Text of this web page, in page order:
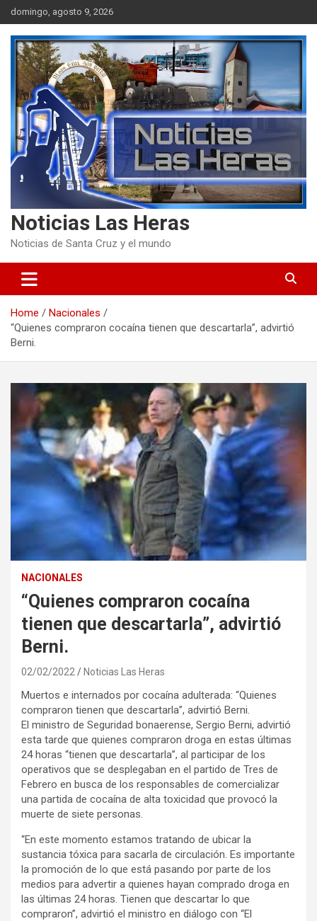
Skip
to
content
domingo, agosto 9, 2026
Noticias Las Heras
Noticias de Santa Cruz y el mundo
Home
Nacionales
“Quienes compraron cocaína tienen que descartarla”, advirtió
Berni.
NACIONALES
“Quienes compraron cocaína
tienen que descartarla”, advirtió
Berni.
02/02/2022 Noticias Las Heras
Muertos e internados por cocaína adulterada: “Quienes
compraron tienen que descartarla”, advirtió Berni.
El ministro de Seguridad bonaerense, Sergio Berni, advirtió
esta tarde que quienes compraron droga en estas últimas
24 horas “tienen que descartarla”, al participar de los
operativos que se desplegaban en el partido de Tres de
Febrero en busca de los responsables de comercializar
una partida de cocaína de alta toxicidad que provocó la
muerte de siete personas.
“En este momento estamos tratando de ubicar la
sustancia tóxica para sacarla de circulación. Es importante
la promoción de lo que está pasando por parte de los
medios para advertir a quienes hayan comprado droga en
las últimas 24 horas. Tienen que descartar lo que
compraron”, advirtió el ministro en diálogo con “El